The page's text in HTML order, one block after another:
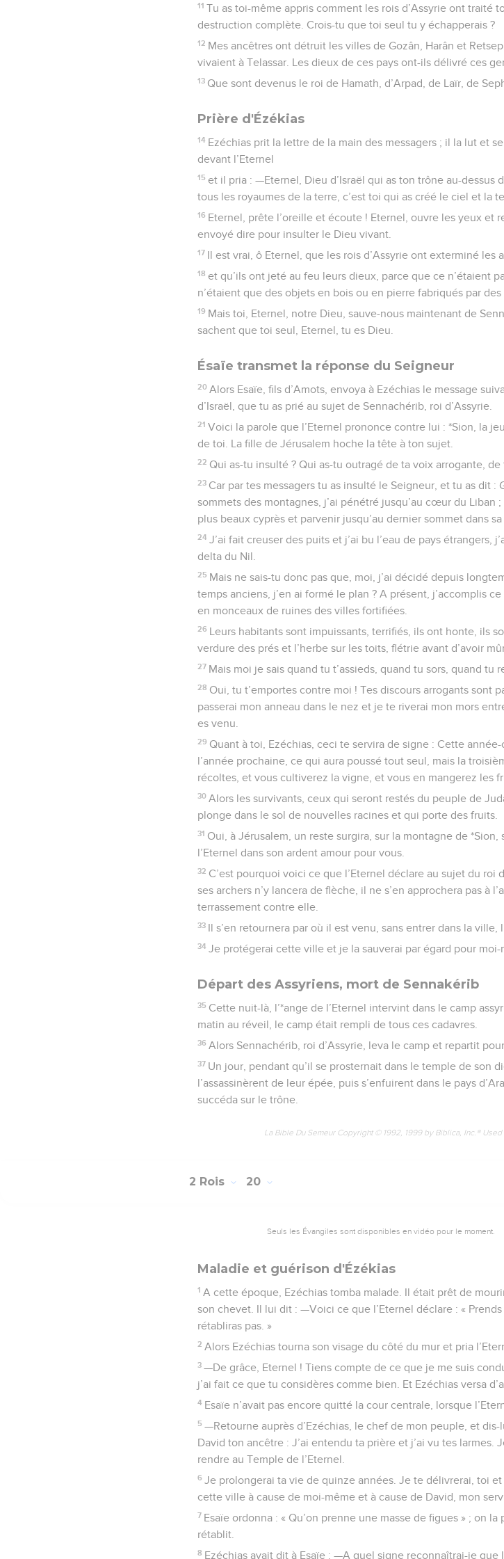
11 Tu as toi-même appris comment les rois d’Assyrie ont traité
destruction complète. Crois-tu que toi seul tu y échapperais ?
12 Mes ancêtres ont détruit les villes de Gozân, Harân et
vivaient à Telassar. Les dieux de ces pays ont-ils délivré ces
13 Que sont devenus le roi de Hamath, d’Arpad, de Laïr, de
Prière d'Ézékias
14 Ezéchias prit la lettre de la main des messagers ; il la lut et
devant l’Eternel
15 et il pria : —Eternel, Dieu d’Israël qui as ton trône au-dessus
tous les royaumes de la terre, c’est toi qui as créé le ciel et la
16 Eternel, prête l’oreille et écoute ! Eternel, ouvre les yeux et
envoyé dire pour insulter le Dieu vivant.
17 Il est vrai, ô Eternel, que les rois d’Assyrie ont exterminé les
18 et qu’ils ont jeté au feu leurs dieux, parce que ce n’étaient
n’étaient que des objets en bois ou en pierre fabriqués par des
19 Mais toi, Eternel, notre Dieu, sauve-nous maintenant de
sachent que toi seul, Eternel, tu es Dieu.
Ésaïe transmet la réponse du Seigneur
20 Alors Esaïe, fils d’Amots, envoya à Ezéchias le message
d’Israël, que tu as prié au sujet de Sennachérib, roi d’Assyrie.
21 Voici la parole que l’Eternel prononce contre lui : *Sion, la
de toi. La fille de Jérusalem hoche la tête à ton sujet.
22 Qui as-tu insulté ? Qui as-tu outragé de ta voix arrogante,
23 Car par tes messagers tu as insulté le Seigneur, et tu as dit :
sommets des montagnes, j’ai pénétré jusqu’au cœur du Liban
plus beaux cyprès et parvenir jusqu’au dernier sommet dans
24 J’ai fait creuser des puits et j’ai bu l’eau de pays étrangers,
delta du Nil.
25 Mais ne sais-tu donc pas que, moi, j’ai décidé depuis
temps anciens, j’en ai formé le plan ? A présent, j’accomplis
en monceaux de ruines des villes fortifiées.
26 Leurs habitants sont impuissants, terrifiés, ils ont honte, ils
verdure des prés et l’herbe sur les toits, flétrie avant d’avoir
27 Mais moi je sais quand tu t’assieds, quand tu sors, quand tu
28 Oui, tu t’emportes contre moi ! Tes discours arrogants sont
passerai mon anneau dans le nez et je te riverai mon mors
es venu.
29 Quant à toi, Ezéchias, ceci te servira de signe : Cette
l’année prochaine, ce qui aura poussé tout seul, mais la
récoltes, et vous cultiverez la vigne, et vous en mangerez les
30 Alors les survivants, ceux qui seront restés du peuple de
plonge dans le sol de nouvelles racines et qui porte des fruits.
31 Oui, à Jérusalem, un reste surgira, sur la montagne de
l’Eternel dans son ardent amour pour vous.
32 C’est pourquoi voici ce que l’Eternel déclare au sujet du roi
ses archers n’y lancera de flèche, il ne s’en approchera pas à
terrassement contre elle.
33 Il s’en retournera par où il est venu, sans entrer dans la ville,
34 Je protégerai cette ville et je la sauverai par égard pour
Départ des Assyriens, mort de Sennakérib
35 Cette nuit-là, l’*ange de l’Eternel intervint dans le camp
matin au réveil, le camp était rempli de tous ces cadavres.
36 Alors Sennachérib, roi d’Assyrie, leva le camp et repartit
37 Un jour, pendant qu’il se prosternait dans le temple de son
l’assassinèrent de leur épée, puis s’enfuirent dans le pays
succéda sur le trône.
La Bible Du Semeur Copyright © 1992, 1999 by Biblica, Inc.®
2 Rois 20
Seuls les Évangiles sont disponibles en vidéo pour le moment.
Maladie et guérison d'Ézékias
1 A cette époque, Ezéchias tomba malade. Il était prêt de
son chevet. Il lui dit : —Voici ce que l’Eternel déclare : «
rétabliras pas. »
2 Alors Ezéchias tourna son visage du côté du mur et pria
3 —De grâce, Eternel ! Tiens compte de ce que je me suis
j’ai fait ce que tu considères comme bien. Et Ezéchias versa
4 Esaïe n’avait pas encore quitté la cour centrale, lorsque
5 —Retourne auprès d’Ezéchias, le chef de mon peuple, et
David ton ancêtre : J’ai entendu ta prière et j’ai vu tes larmes.
rendre au Temple de l’Eternel.
6 Je prolongerai ta vie de quinze années. Je te délivrerai, toi
cette ville à cause de moi-même et à cause de David, mon
7 Esaïe ordonna : « Qu’on prenne une masse de figues » ; on
rétablit.
8 Ezéchias avait dit à Esaïe : —A quel signe reconnaîtrai-je que